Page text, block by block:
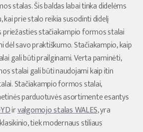
stalas. Šis baldas labai tinka didelėms
prie stalo reikia susodinti didelį
priežasties stačiakampio formos stalai
dėl savo praktiškumo. Stačiakampio, kaip
gali būti prailginami. Verta paminėti,
stalai gali būti naudojami kaip itin
Stačiakampio formos stalai,
parduotuvės asortimente esantys
irvalgomojo stalas WALES, yra
tiek modernaus stiliaus